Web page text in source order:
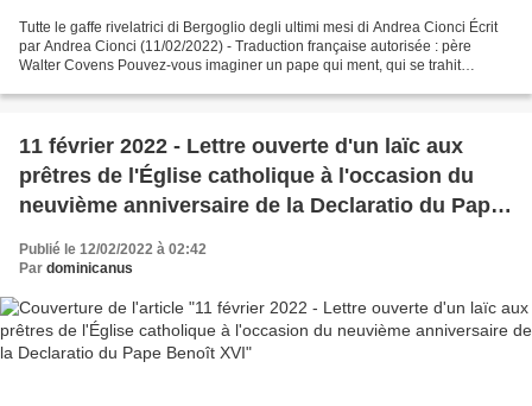
Tutte le gaffe rivelatrici di Bergoglio degli ultimi mesi di Andrea Cionci Écrit
par Andrea Cionci (11/02/2022) - Traduction française autorisée : père
Walter Covens Pouvez-vous imaginer un pape qui ment, qui se trahit
11 février 2022 - Lettre ouverte d'un laïc aux
prêtres de l'Église catholique à l'occasion du
neuvième anniversaire de la Declaratio du Pape
Publié le 12/02/2022 à 02:42
Par dominicanus